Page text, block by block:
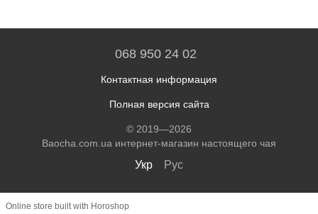
068 950 24 02
Контактная информация
Полная версия сайта
© 2019—2026
Baocha.com.ua интернет-магазин настоящего чая
Укр Рус
Online store built with Horoshop